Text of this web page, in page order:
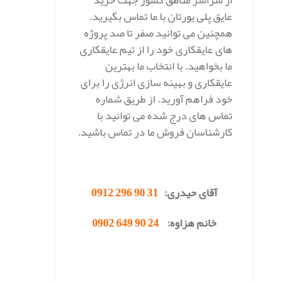
عایق پلی یورتان با ما تماس بگیرید.
همچنین می توانید صفر تا صد پروژه
های عایقکاری خود را از تیم عایقکاری
ما بخواهید. با انتخاب ما بهترین
عایقکاری و بهینه سازی انرژی را برای
خود فراهم آورید. از طریق شماره
تماس های درج شده می توانید با
کارشناسان فروش ما در تماس باشید.
آقای حیدری: 31 90 296 0912
خانم هزاوه:24 90 649 0902